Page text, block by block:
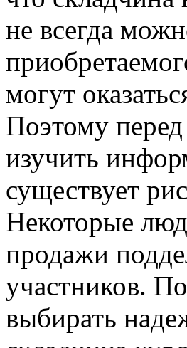
не всегда
могут
Поэтому
изучить
существует
Некоторые
продажи
участников.
выбирать